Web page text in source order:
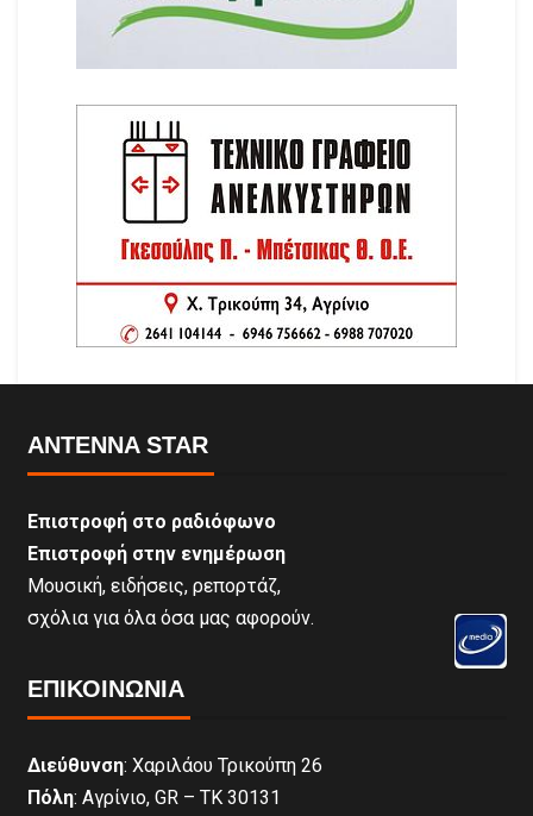
ANTENNA STAR
Επιστροφή στο ραδιόφωνο
Επιστροφή στην ενημέρωση
Μουσική, ειδήσεις, ρεπορτάζ,
σχόλια για όλα όσα μας αφορούν.
ΕΠΙΚΟΙΝΩΝΊΑ
Διεύθυνση: Χαριλάου Τρικούπη 26
Πόλη: Αγρίνιο, GR – ΤΚ 30131